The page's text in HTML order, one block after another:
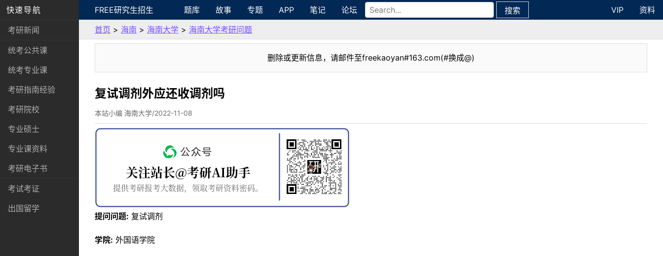
快速导航
考研新闻
统考公共课
统考专业课
考研指南经验
考研院校
专业硕士
专业课资料
考研电子书
考试考证
出国留学
FREE研究生招生 题库 故事 专题 APP 笔记 论坛 搜索 VIP
资料
首页 > 海南 > 海南大学 > 海南大学考研问题
删除或更新信息，请邮件至freekaoyan#163.com(#换成@)
复试调剂外应还收调剂吗
本站小编 海南大学/2022-11-08
提问问题: 复试调剂
学院: 外国语学院